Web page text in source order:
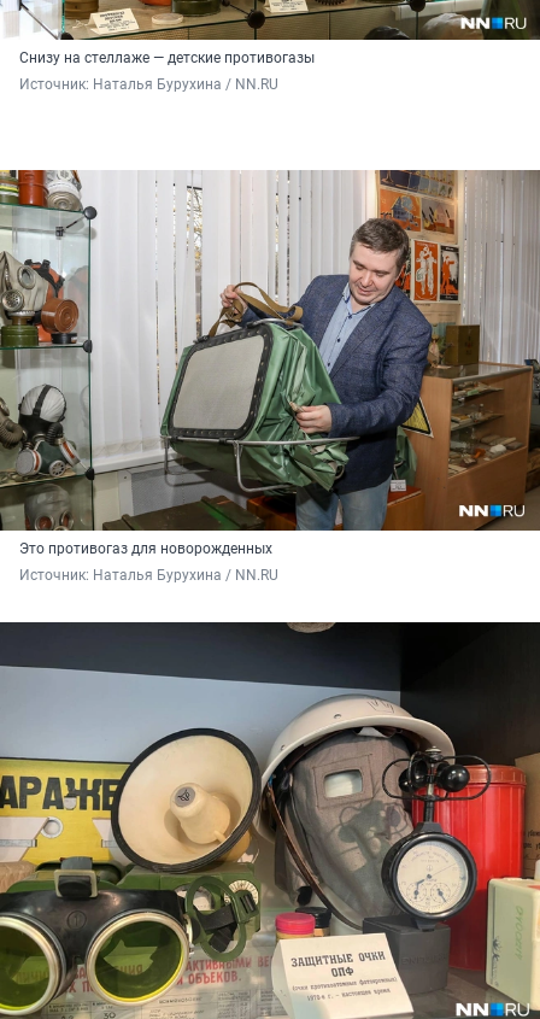
Снизу на стеллаже — детские противогазы
Источник: Наталья Бурухина / NN.RU
Это противогаз для новорожденных
Источник: Наталья Бурухина / NN.RU